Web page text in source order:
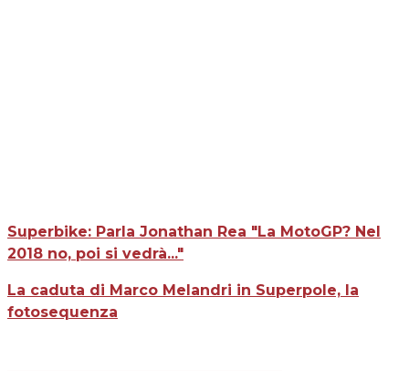
Superbike: Parla Jonathan Rea "La MotoGP? Nel
2018 no, poi si vedrà..."
La caduta di Marco Melandri in Superpole, la
fotosequenza